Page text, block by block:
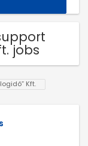
jobs
Kft.